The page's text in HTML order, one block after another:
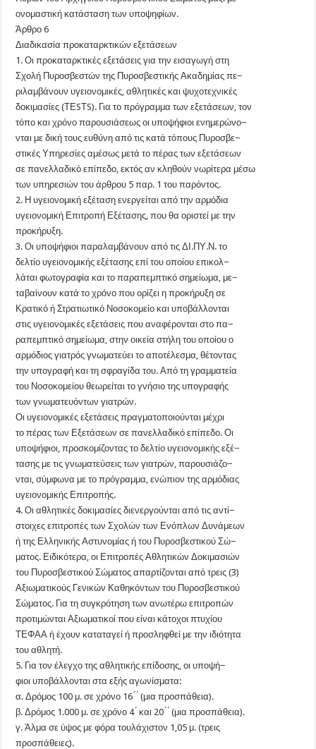
ονομαστική κατάσταση των υποψηφίων.
Άρθρο 6
Διαδικασία προκαταρκτικών εξετάσεων
1. Οι προκαταρκτικές εξετάσεις για την εισαγωγή στη
Σχολή Πυροσβεστών της Πυροσβεστικής Ακαδημίας πε−
ριλαμβάνουν υγειονομικές, αθλητικές και ψυχοτεχνικές
δοκιμασίες (ΤΕSΤS). Για το πρόγραμμα των εξετάσεων, τον
τόπο και χρόνο παρουσιάσεως οι υποψήφιοι ενημερώνο−
νται με δική τους ευθύνη από τις κατά τόπους Πυροσβε−
στικές Υπηρεσίες αμέσως μετά το πέρας των εξετάσεων
σε πανελλαδικό επίπεδο, εκτός αν κληθούν νωρίτερα μέσω
των υπηρεσιών του άρθρου 5 παρ. 1 του παρόντος.
2. Η υγειονομική εξέταση ενεργείται από την αρμόδια
υγειονομική Επιτροπή Εξέτασης, που θα οριστεί με την
προκήρυξη.
3. Οι υποψήφιοι παραλαμβάνουν από τις ΔΙ.ΠΥ.Ν. το
δελτίο υγειονομικής εξέτασης επί του οποίου επικολ−
λάται φωτογραφία και το παραπεμπτικό σημείωμα, με−
ταβαίνουν κατά το χρόνο που ορίζει η προκήρυξη σε
Κρατικό ή Στρατιωτικό Νοσοκομείο και υποβάλλονται
στις υγειονομικές εξετάσεις που αναφέρονται στο πα−
ραπεμπτικό σημείωμα, στην οικεία στήλη του οποίου ο
αρμόδιος γιατρός γνωματεύει το αποτέλεσμα, θέτοντας
την υπογραφή και τη σφραγίδα του. Από τη γραμματεία
του Νοσοκομείου θεωρείται το γνήσιο της υπογραφής
των γνωματευόντων γιατρών.
Οι υγειονομικές εξετάσεις πραγματοποιούνται μέχρι
το πέρας των Εξετάσεων σε πανελλαδικό επίπεδο. Οι
υποψήφιοι, προσκομίζοντας το δελτίο υγειονομικής εξέ−
τασης με τις γνωματεύσεις των γιατρών, παρουσιάζο−
νται, σύμφωνα με το πρόγραμμα, ενώπιον της αρμόδιας
υγειονομικής Επιτροπής.
4. Οι αθλητικές δοκιμασίες διενεργούνται από τις αντί−
στοιχες επιτροπές των Σχολών των Ενόπλων Δυνάμεων
ή της Ελληνικής Αστυνομίας ή του Πυροσβεστικού Σώ−
ματος. Ειδικότερα, οι Επιτροπές Αθλητικών Δοκιμασιών
του Πυροσβεστικού Σώματος απαρτίζονται από τρεις (3)
Αξιωματικούς Γενικών Καθηκόντων του Πυροσβεστικού
Σώματος. Για τη συγκρότηση των ανωτέρω επιτροπών
προτιμώνται Αξιωματικοί που είναι κάτοχοι πτυχίου
ΤΕΦΑΑ ή έχουν καταταγεί ή προσληφθεί με την ιδιότητα
του αθλητή.
5. Για τον έλεγχο της αθλητικής επίδοσης, οι υποψή−
φιοι υποβάλλονται στα εξής αγωνίσματα:
α. Δρόμος 100 μ. σε χρόνο 16 ́ ́ (μια προσπάθεια).
β. Δρόμος 1.000 μ. σε χρόνο 4 ́ και 20 ́ ́ (μια προσπάθεια).
γ. Άλμα σε ύψος με φόρα τουλάχιστον 1,05 μ. (τρεις
προσπάθειες).